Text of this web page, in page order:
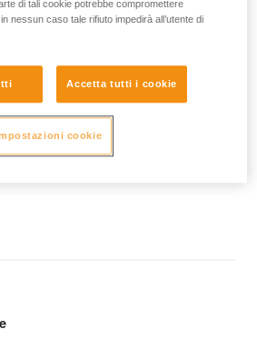
di tali cookie potrebbe compromettere
nessun caso tale rifiuto impedirà all’utente di
Accetta tutti i cookie
cookie